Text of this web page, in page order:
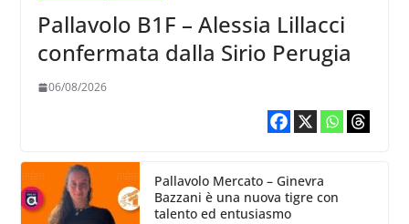
Pallavolo B1F – Alessia Lillacci
confermata dalla Sirio Perugia
06/08/2026
Pallavolo Mercato – Ginevra
Bazzani è una nuova tigre con
talento ed entusiasmo